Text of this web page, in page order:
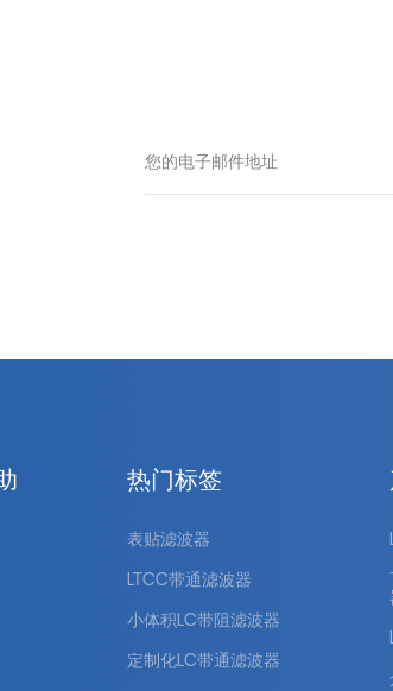
热门标签
表贴滤波器
LTCC带通滤波器
小体积LC带阻滤波器
定制化LC带通滤波器